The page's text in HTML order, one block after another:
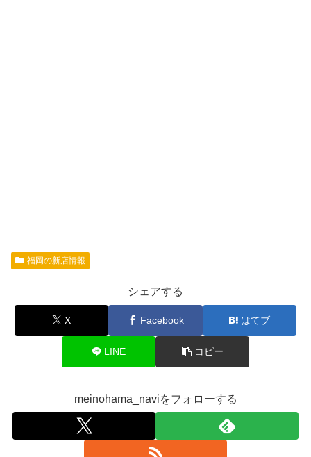
福岡の新店情報
シェアする
X Facebook はてブ
LINE コピー
meinohama_naviをフォローする